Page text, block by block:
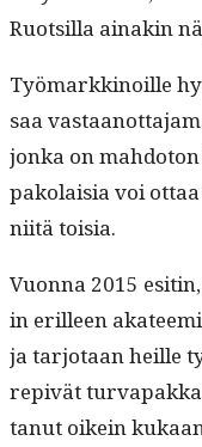
Ruot­sil­la ainakin
Työ­markki­noille
saa
jon­ka on
pako­laisia voi
niitä toisia.
Vuon­na 2015
in erilleen
ja tar­jo­taan heille
repivät
tanut oikein